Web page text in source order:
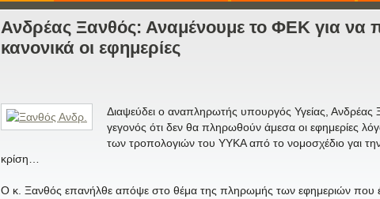
ΠΑΝΕΛΛΑΔΙΚΕΣ
Ανδρέας Ξανθός: Αναμένουμε το ΦΕΚ για να
κανονικά οι εφημερίες
Διαψεύδει ο αναπληρωτής υπουργός Υγείας, Ανδρέας
γεγονός ότι δεν θα πληρωθούν άμεσα οι εφημερίες
των τροπολογιών του ΥΥΚΑ από το νομοσχέδιο γαι
κρίση…
Ο κ. Ξανθός επανήλθε απόψε στο θέμα της πληρωμής των εφημεριών που